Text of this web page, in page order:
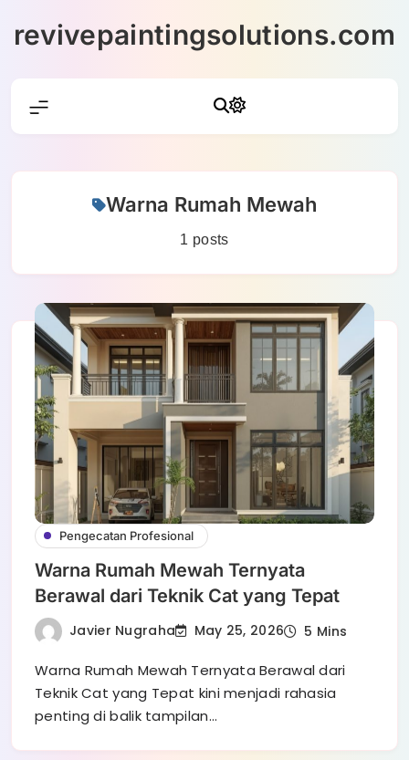
revivepaintingsolutions.com
Warna Rumah Mewah
1 posts
Pengecatan Profesional
Warna Rumah Mewah Ternyata
Berawal dari Teknik Cat yang Tepat
Javier Nugraha May 25, 2026 5 Mins
Warna Rumah Mewah Ternyata Berawal dari
Teknik Cat yang Tepat kini menjadi rahasia
penting di balik tampilan…